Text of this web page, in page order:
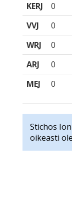
KERJ
0
VVJ
0
WRJ
0
ARJ
0
MEJ
0
Stichos
oikeasti